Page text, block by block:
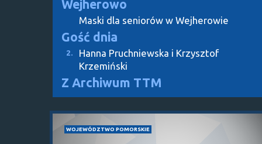
Wejherowo
Maski dla seniorów w Wejherowie
Gość dnia
2.
Hanna Pruchniewska i Krzysztof
Krzemiński
Z Archiwum TTM
WOJEWÓDZTWO POMORSKIE